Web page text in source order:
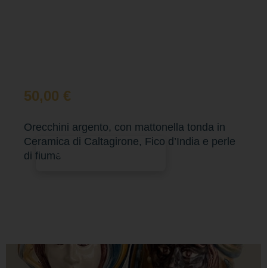
50,00 €
Orecchini argento, con mattonella tonda in
Ceramica di Caltagirone, Fico d’India e perle
di fiumeAggiungi al carrello